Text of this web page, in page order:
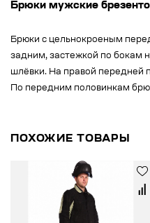
Брюки мужские
Брюки с цельнокроеным
задним, застежкой по бокам
шлёвки. На правой передней
По передним половинкам
ПОХОЖИЕ ТОВАРЫ